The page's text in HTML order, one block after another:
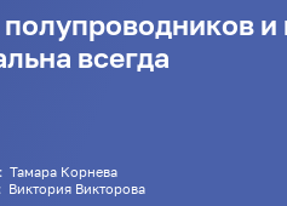
всегда
Тамара Корнева
Виктория Викторова